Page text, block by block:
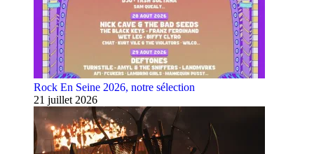
Rock En Seine 2026, notre sélection
21 juillet 2026